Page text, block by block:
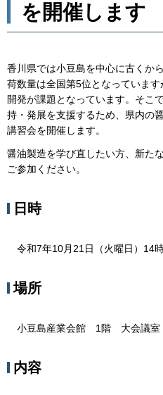
を開催します
香川県では小豆島を中心に古くか
荷数量は全国第5位となっていま
開発が課題となっています。そこ
持・発展を支援するため、県内の
講習会を開催します。
醤油製造を学び直したい方、新た
ご参加ください。
日時
令和7年10月21日（火曜日）14
場所
小豆島産業会館 1階 大会議室
内容